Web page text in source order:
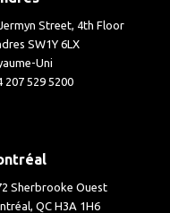
Street, 4th Floor
SW1Y 6LX
Uni
207 529 5200
Sherbrooke Ouest
QC H3A 1H6